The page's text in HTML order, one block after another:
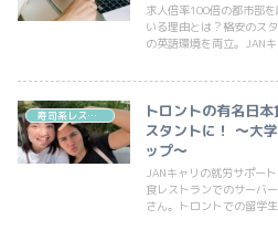
求人倍率100倍の都市部
いる理由とは？格安のス
の英語環境を両立。JAN
寿司系レストラン
トロントの有名日
スタントに！ ～大
ップ～
JANキャリの就労サポー
食レストランでのサーバ
さん。トロントでの留学